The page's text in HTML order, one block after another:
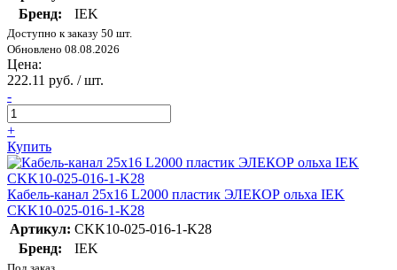
Бренд:
IEK
Доступно к заказу 50 шт.
Обновлено 08.08.2026
Цена:
222.11 руб. / шт.
-
+
Купить
Кабель-канал 25х16 L2000 пластик ЭЛЕКОР ольха IEK
CKK10-025-016-1-K28
Артикул: CKK10-025-016-1-K28
Бренд:
IEK